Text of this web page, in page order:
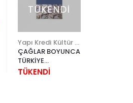
TÜKENDİ
ÇAĞLAR BOYUNCA
TÜRKİYE
SANATININ
TÜKENDİ